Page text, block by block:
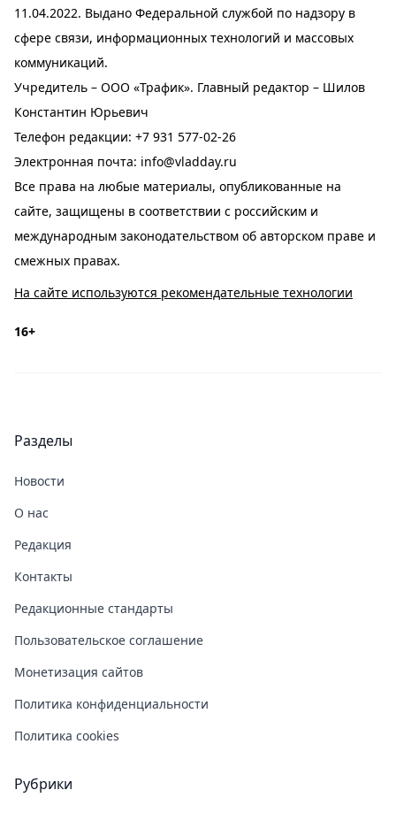
11.04.2022. Выдано Федеральной службой по надзору в
сфере связи, информационных технологий и массовых
коммуникаций.
Учредитель – ООО «Трафик». Главный редактор – Шилов
Константин Юрьевич
Телефон редакции: +7 931 577-02-26
Электронная почта: info@vladday.ru
Все права на любые материалы, опубликованные на
сайте, защищены в соответствии с российским и
международным законодательством об авторском праве и
смежных правах.
На сайте используются рекомендательные технологии
16+
Разделы
Новости
О нас
Редакция
Контакты
Редакционные стандарты
Пользовательское соглашение
Монетизация сайтов
Политика конфиденциальности
Политика cookies
Рубрики